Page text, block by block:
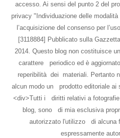
accesso. Ai sensi del punto 2 del
privacy "Individuazione delle
l’acquisizione del consenso per
[3118884] Pubblicato sulla
2014. Questo blog non costituisce
carattere periodico ed è
reperibilità dei materiali. Pertanto
alcun modo un prodotto editoriale ai
<div>Tutti i diritti relativi a
blog, sono di mia esclusiva
autorizzato l'utilizzo di alcuna
espressamente